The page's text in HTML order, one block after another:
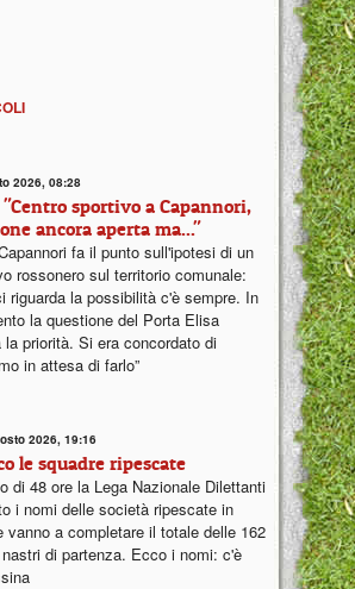
2026, 08:28
"Centro sportivo a Capannori,
ancora aperta ma..."
fa il punto sull'ipotesi di un
rossonero sul territorio comunale:
riguarda la possibilità c'è sempre. In
la questione del Porta Elisa
priorità. Si era concordato di
in attesa di farlo”
2026, 19:16
le squadre ripescate
di 48 ore la Lega Nazionale Dilettanti
i nomi delle società ripescate in
vanno a completare il totale delle 162
di partenza. Ecco i nomi: c'è